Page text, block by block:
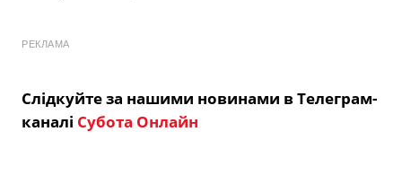
РЕКЛАМА
Слідкуйте за нашими новинами в Телеграм-
каналі Субота Онлайн